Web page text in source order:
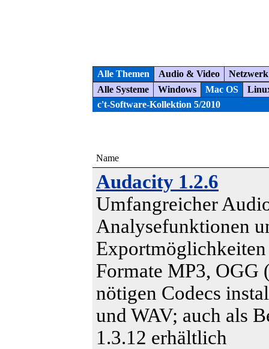
Alle Themen Audio & Video
Alle Systeme
Windows Mac OS
c't-Software-Kollektion 5/2010
Name
Audacity 1.2.6
Umfangreicher
Analysefunktionen
Formate MP3, OGG
nötigen Codecs
und WAV; auch als
1.3.12 erhältlich